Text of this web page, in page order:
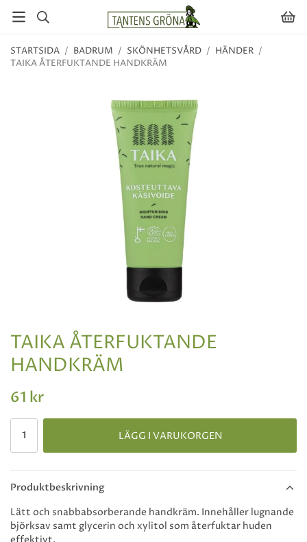
STARTSIDA / BADRUM / SKÖNHETSVÅRD / HÄNDER /
TAIKA ÅTERFUKTANDE HANDKRÄM
TAIKA ÅTERFUKTANDE
HANDKRÄM
61 kr
LÄGG I VARUKORGEN
Produktbeskrivning
Lätt och snabbabsorberande handkräm. Innehåller lugnande
björksav samt glycerin och xylitol som återfuktar huden